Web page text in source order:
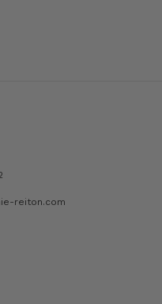
reiton.com